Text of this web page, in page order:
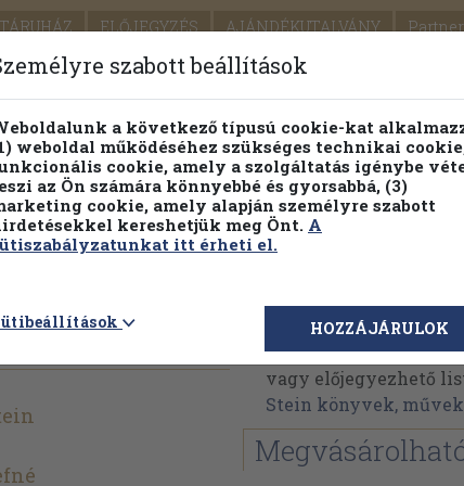
ELŐJEGYZÉS AJÁNDÉKUTALVÁNY
PILLANATNYI ÁRAINK FENNTARTHATÓ
Részletes kereső Témaköri fa
Gertrude Stein
Gertrude Stein
vagy előjegyezhető
Stein könyvek, művek
szabott beállítások
a következő típusú cookie-kat
weboldal működéséhez szükséges technikai
cookie, amely a szolgáltatás igénybe
az Ön számára könnyebbé és gyorsabbá, (3)
cookie, amely alapján személyre szabott
kereshetjük meg Önt. A
itt érheti el.
HOZZÁJÁRULOK